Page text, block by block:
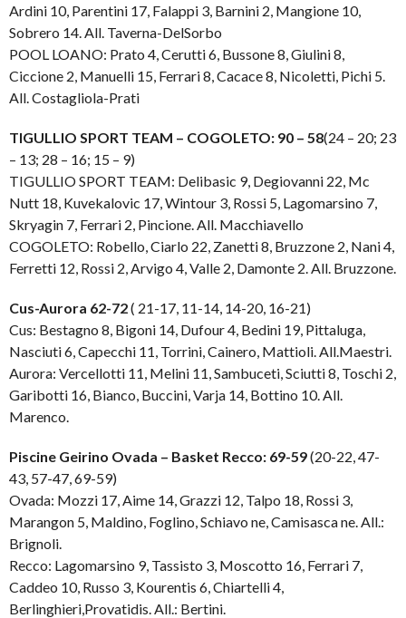
Ardini 10, Parentini 17, Falappi 3, Barnini 2, Mangione 10,
Sobrero 14. All. Taverna-DelSorbo
POOL LOANO: Prato 4, Cerutti 6, Bussone 8, Giulini 8,
Ciccione 2, Manuelli 15, Ferrari 8, Cacace 8, Nicoletti, Pichi 5.
All. Costagliola-Prati
TIGULLIO SPORT TEAM – COGOLETO: 90 – 58(24 – 20; 23
– 13; 28 – 16; 15 – 9)
TIGULLIO SPORT TEAM: Delibasic 9, Degiovanni 22, Mc
Nutt 18, Kuvekalovic 17, Wintour 3, Rossi 5, Lagomarsino 7,
Skryagin 7, Ferrari 2, Pincione. All. Macchiavello
COGOLETO: Robello, Ciarlo 22, Zanetti 8, Bruzzone 2, Nani 4,
Ferretti 12, Rossi 2, Arvigo 4, Valle 2, Damonte 2. All. Bruzzone.
Cus-Aurora 62-72( 21-17, 11-14, 14-20, 16-21)
Cus: Bestagno 8, Bigoni 14, Dufour 4, Bedini 19, Pittaluga,
Nasciuti 6, Capecchi 11, Torrini, Cainero, Mattioli. All.Maestri.
Aurora: Vercellotti 11, Melini 11, Sambuceti, Sciutti 8, Toschi 2,
Garibotti 16, Bianco, Buccini, Varja 14, Bottino 10. All.
Marenco.
Piscine Geirino Ovada – Basket Recco: 69-59(20-22, 47-
43, 57-47, 69-59)
Ovada: Mozzi 17, Aime 14, Grazzi 12, Talpo 18, Rossi 3,
Marangon 5, Maldino, Foglino, Schiavo ne, Camisasca ne. All.:
Brignoli.
Recco: Lagomarsino 9, Tassisto 3, Moscotto 16, Ferrari 7,
Caddeo 10, Russo 3, Kourentis 6, Chiartelli 4,
Berlinghieri,Provatidis. All.: Bertini.